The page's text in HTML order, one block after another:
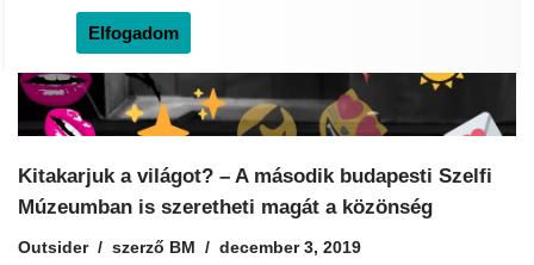
Elfogadom
Kitakarjuk a világot? – A második budapesti Szelfi
Múzeumban is szeretheti magát a közönség
Outsider szerző BM december 3, 2019